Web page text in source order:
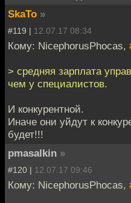
SkaTo »
#119 | 12.07.17 08:34
Кому: NicephorusPhocas,
> средняя зарплата
чем у специалистов.
И конкурентной.
Иначе они уйдут к
будет!!!
pmasalkin »
#120 | 12.07.17 09:46
Кому: NicephorusPhocas,